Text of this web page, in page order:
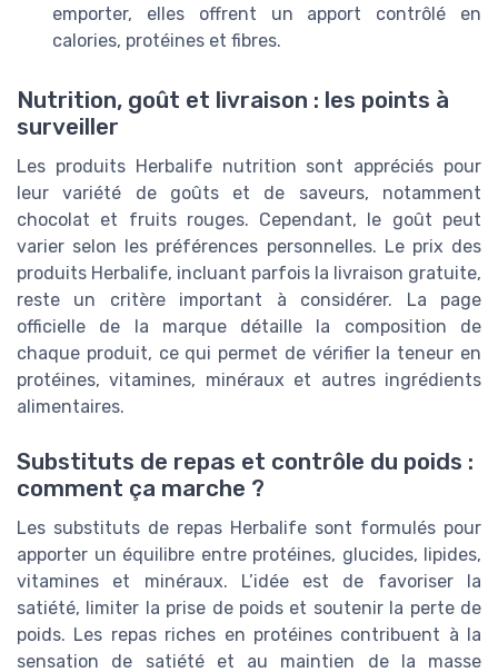
emporter, elles offrent un apport contrôlé en
calories, protéines et fibres.
Nutrition, goût et livraison : les points à
surveiller
Les produits Herbalife nutrition sont appréciés pour
leur variété de goûts et de saveurs, notamment
chocolat et fruits rouges. Cependant, le goût peut
varier selon les préférences personnelles. Le prix des
produits Herbalife, incluant parfois la livraison gratuite,
reste un critère important à considérer. La page
officielle de la marque détaille la composition de
chaque produit, ce qui permet de vérifier la teneur en
protéines, vitamines, minéraux et autres ingrédients
alimentaires.
Substituts de repas et contrôle du poids :
comment ça marche ?
Les substituts de repas Herbalife sont formulés pour
apporter un équilibre entre protéines, glucides, lipides,
vitamines et minéraux. L’idée est de favoriser la
satiété, limiter la prise de poids et soutenir la perte de
poids. Les repas riches en protéines contribuent à la
sensation de satiété et au maintien de la masse